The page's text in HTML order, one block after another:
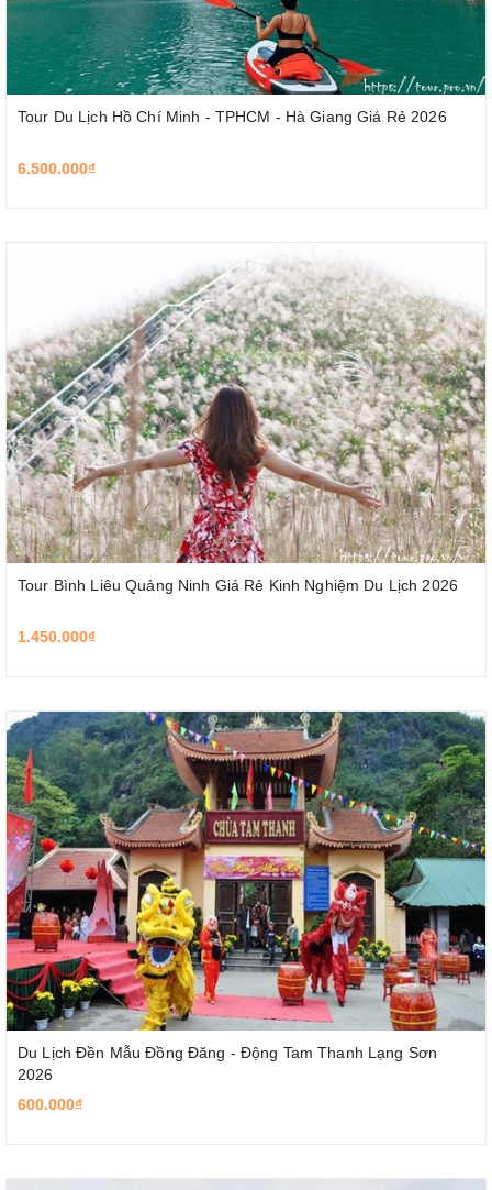
Tour Du Lịch Hồ Chí Minh - TPHCM - Hà Giang Giá Rẻ 2026
6.500.000₫
Tour Bình Liêu Quảng Ninh Giá Rẻ Kinh Nghiệm Du Lịch 2026
1.450.000₫
Du Lịch Đền Mẫu Đồng Đăng - Động Tam Thanh Lạng Sơn
2026
600.000₫